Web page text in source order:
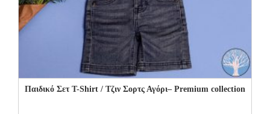
Παιδικό Σετ T-Shirt / Τζιν Σορτς Αγόρι– Premium collection